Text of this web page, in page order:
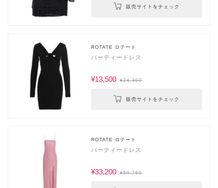
販売サイトをチェック
ROTATE ロテート
パーティードレス
¥13,500 ¥24,300
販売サイトをチェック
ROTATE ロテート
パーティードレス
¥33,200 ¥59,760